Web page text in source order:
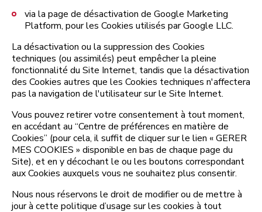
via la page de désactivation de Google Marketing
Platform, pour les Cookies utilisés par Google LLC.
La désactivation ou la suppression des Cookies
techniques (ou assimilés) peut empêcher la pleine
fonctionnalité du Site Internet, tandis que la désactivation
des Cookies autres que les Cookies techniques n'affectera
pas la navigation de l'utilisateur sur le Site Internet.
Vous pouvez retirer votre consentement à tout moment,
en accédant au “Centre de préférences en matière de
Cookies” (pour cela, il suffit de cliquer sur le lien « GERER
MES COOKIES » disponible en bas de chaque page du
Site), et en y décochant le ou les boutons correspondant
aux Cookies auxquels vous ne souhaitez plus consentir.
Nous nous réservons le droit de modifier ou de mettre à
jour à cette politique d’usage sur les cookies à tout